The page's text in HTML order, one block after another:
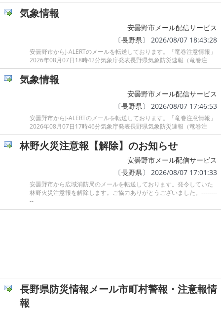
気象情報
安曇野市メール配信サービス
〔長野県〕 2026/08/07 18:43:28
安曇野市からJ-ALERTのメールを転送しております。「竜巻注意情報」
2026年08月07日18時42分気象庁発表長野県気象防災速報（竜巻注
気象情報
安曇野市メール配信サービス
〔長野県〕 2026/08/07 17:46:53
安曇野市からJ-ALERTのメールを転送しております。「竜巻注意情報」
2026年08月07日17時46分気象庁発表長野県気象防災速報（竜巻注
林野火災注意報【解除】のお知らせ
安曇野市メール配信サービス
〔長野県〕 2026/08/07 17:01:33
安曇野市から広域消防局のメールを転送しております。発令していた
林野火災注意報を解除します。ご協力ありがとうございました。--------
--
長野県防災情報メール市町村警報・注意報情
報